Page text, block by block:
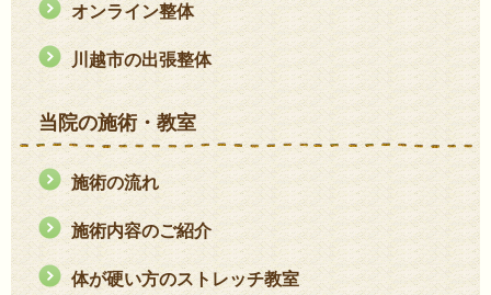
オンライン整体
川越市の出張整体
当院の施術・教室
施術の流れ
施術内容のご紹介
体が硬い方のストレッチ教室